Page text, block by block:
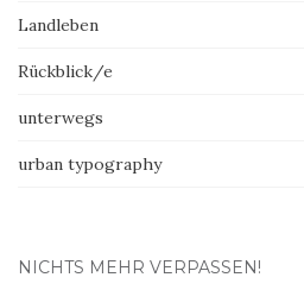
Landleben
Rückblick/e
unterwegs
urban typography
NICHTS MEHR VERPASSEN!